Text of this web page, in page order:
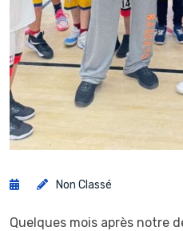
Non Classé
Quelques mois après notre